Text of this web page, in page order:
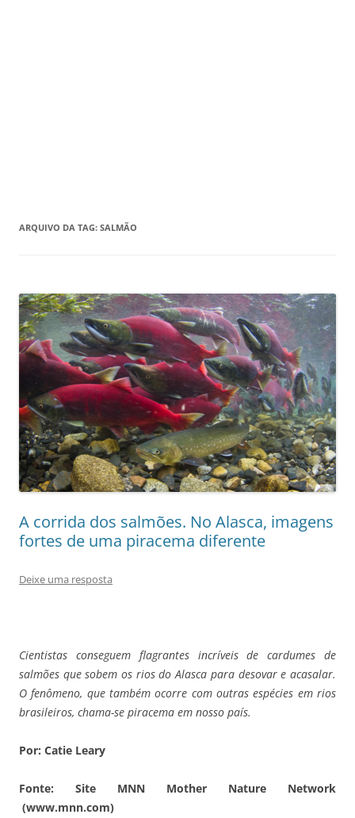
ARQUIVO DA TAG: SALMÃO
A corrida dos salmões. No Alasca, imagens
fortes de uma piracema diferente
Deixe uma resposta
Cientistas conseguem flagrantes incríveis de cardumes de
salmões que sobem os rios do Alasca para desovar e acasalar.
O fenômeno, que também ocorre com outras espécies em rios
brasileiros, chama-se piracema em nosso país.
Por: Catie Leary
Fonte: Site MNN Mother Nature Network
(www.mnn.com)